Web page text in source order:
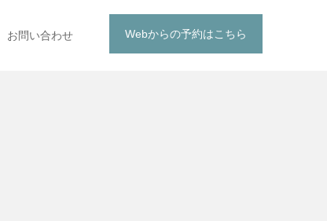
Webからの予約はこちら
お問い合わせ